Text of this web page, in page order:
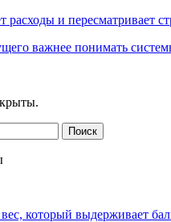
расходы и пересматривает
важнее понимать
который выдерживает